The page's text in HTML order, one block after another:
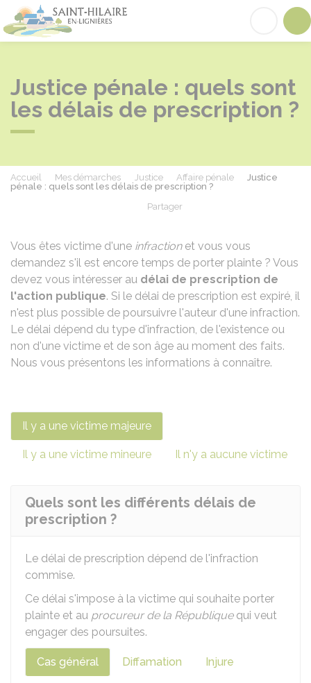
Saint-Hilaire-en-Lignières
Justice pénale : quels sont
les délais de prescription ?
Accueil Mes démarches Justice Affaire pénale
Justice
pénale : quels sont les délais de prescription ?
Partager
Vous êtes victime d'une infractionet vous vous
demandez s'il est encore temps de porter plainte ? Vous
devez vous intéresser au délai de prescription de
l'action publique. Si le délai de prescription est expiré, il
n'est plus possible de poursuivre l'auteur d'une infraction.
Le délai dépend du type d'infraction, de l'existence ou
non d'une victime et de son âge au moment des faits.
Nous vous présentons les informations à connaître.
Il y a une victime majeure
Il y a une victime mineure Il n'y a aucune victime
Quels sont les différents délais de
prescription ?
Le délai de prescription dépend de l'infraction
commise.
Ce délai s'impose à la victime qui souhaite porter
plainte et au procureur de la Républiquequi veut
engager des poursuites.
Cas général Diffamation Injure